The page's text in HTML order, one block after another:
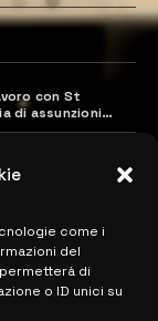
come i
del
di
o ID unici su
con St
di assunzioni